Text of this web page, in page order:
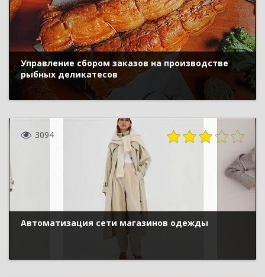
Управление сбором заказов на производстве
рыбных деликатесов
3094
Автоматизация сети магазинов одежды